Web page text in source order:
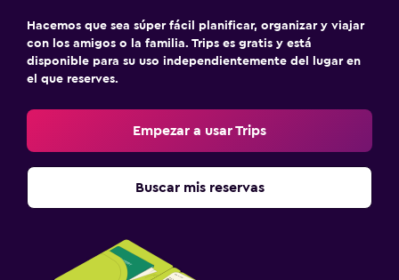
Piscina y spa
Bañera de hidromasaje
Sauna
Fax/fotocopiadora
Gimnasio
Hacemos que sea súper fácil planificar, organizar y viajar
con los amigos o la familia. Trips es gratis y está
disponible para su uso independientemente del lugar en
el que reserves.
Empezar a usar Trips
Buscar mis reservas